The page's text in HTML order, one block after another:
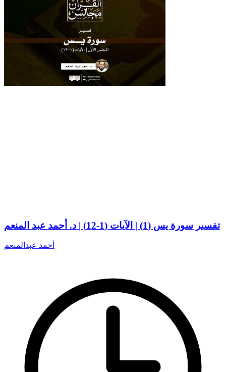
تفسير سورة يس (1) | الآيات (1-12) | د. أحمد عبد المنعم
أحمد عبدالمنعم